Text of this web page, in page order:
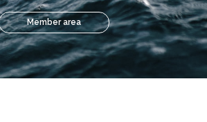
Member area